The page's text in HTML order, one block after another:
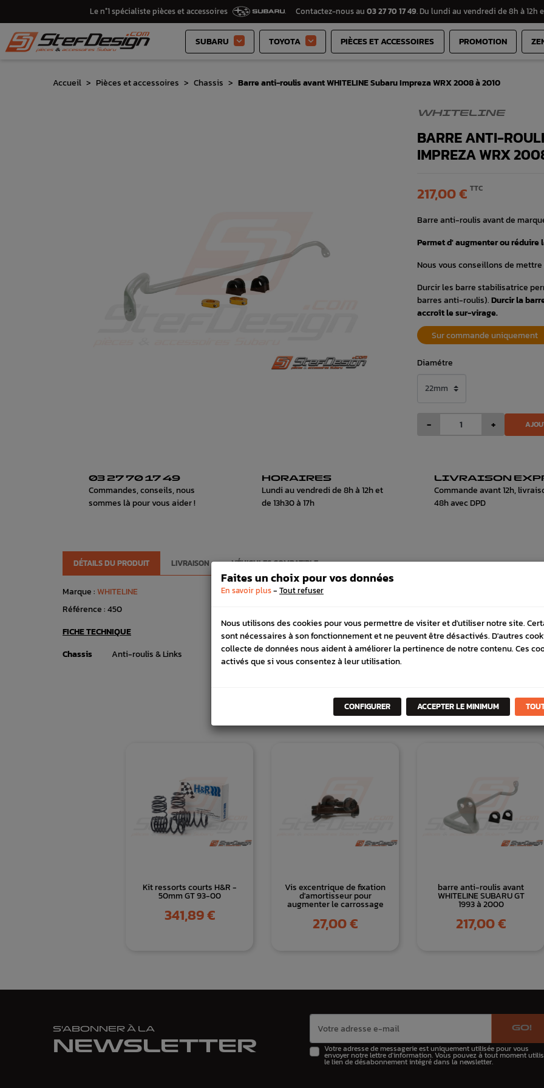
Le n°1 spécialiste pièces et accessoires Contactez-nous au 03 27 70 17 49. Du lundi au vendredi de 8h à 12h
SUBARU  TOYOTA  PIÈCES ET ACCESSOIRES PROMOTION
Accueil Pièces et accessoires Chassis Barre anti-roulis avant WHITELINE Subaru Impreza WRX 2008 à 2010
WHITELINE
BARRE ANTI-
IMPREZA WRX
217,00 € TTC
Barre anti-roulis avant de
Permet d' augmenter ou
Nous vous conseillons de
Durcir les barre stabilisatrice
barres anti-roulis).Durcir la
accroît le sur-virage.
Sur commande uniquement
Diamétre
- +
03 27 70 17 49
Commandes, conseils, nous
sommes là pour vous aider !
HORAIRES
Lundi au vendredi de 8h à 12h et
de 13h30 à 17h
LIVRAISON
Commande avant 12h,
48h avec DPD
DÉTAILS DU PRODUIT LIVRAISON VÉHICULES COMPATIBLE
Marque :WHITELINE
Référence :450
FICHE TECHNIQUE
Chassis
Anti-roulis & Links
LA MÊME
Kit ressorts courts H&R -
50mm GT 93-00
Prix
341,89 €
Vis excentrique de fixation
d'amortisseur pour
augmenter le carrossage
Prix
27,00 €
barre anti-roulis avant
WHITELINE SUBARU GT
1993 à 2000
Prix
217,00 €
S'ABONNER À LA
NEWSLETTER
GO!
Votre adresse de messagerie est uniquement utilisée pour vous
envoyer notre lettre d'information. Vous pouvez à tout moment
le lien de désabonnement intégré dans la newsletter.
Faites un choix pour vos données
En savoir plus- Tout refuser
Nous utilisons des cookies pour vous permettre de visiter et d'utiliser notre site.
sont nécessaires à son fonctionnement et ne peuvent être désactivés. D'autres
collecte de données nous aident à améliorer la pertinence de notre contenu. Ces
activés que si vous consentez à leur utilisation.
CONFIGURER ACCEPTER LE MINIMUM